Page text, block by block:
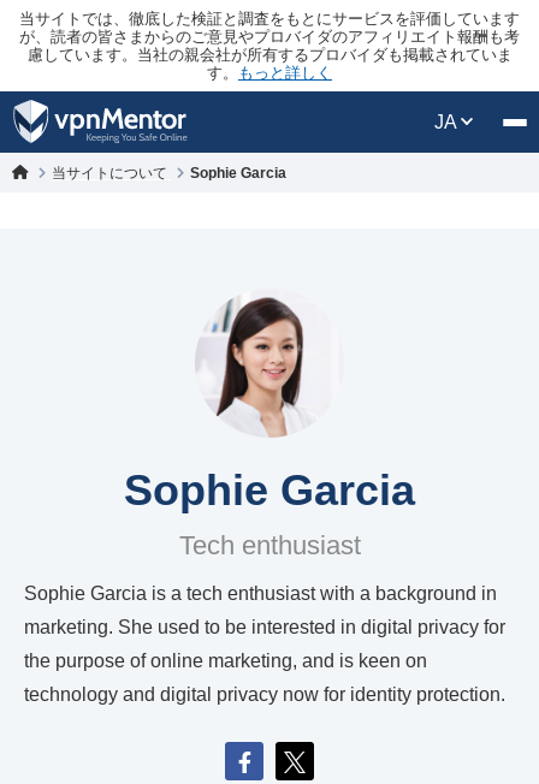
当サイトでは、徹底した検証と調査をもとにサービスを評価しています
が、読者の皆さまからのご意見やプロバイダのアフィリエイト報酬も考
慮しています。当社の親会社が所有するプロバイダも掲載されていま
す。
もっと詳しく
JA
当サイトについて Sophie Garcia
Sophie Garcia
Tech enthusiast
Sophie Garcia is a tech enthusiast with a background in
marketing. She used to be interested in digital privacy for
the purpose of online marketing, and is keen on
technology and digital privacy now for identity protection.